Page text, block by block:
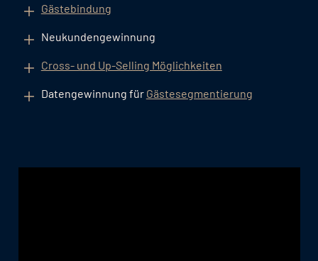
Gästebindung
Neukundengewinnung
Cross- und Up-Selling Möglichkeiten
Datengewinnung für Gästesegmentierung